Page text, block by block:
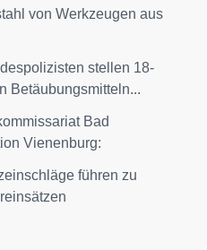
von Werkzeugen aus
stellen 18-
Betäubungsmitteln...
Bad
Vienenburg:
führen zu